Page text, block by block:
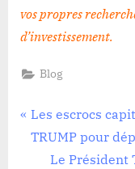
vos propres
d’investissement.
Blog
P
r
Les escrocs
TRUMP pour
N
Le Président